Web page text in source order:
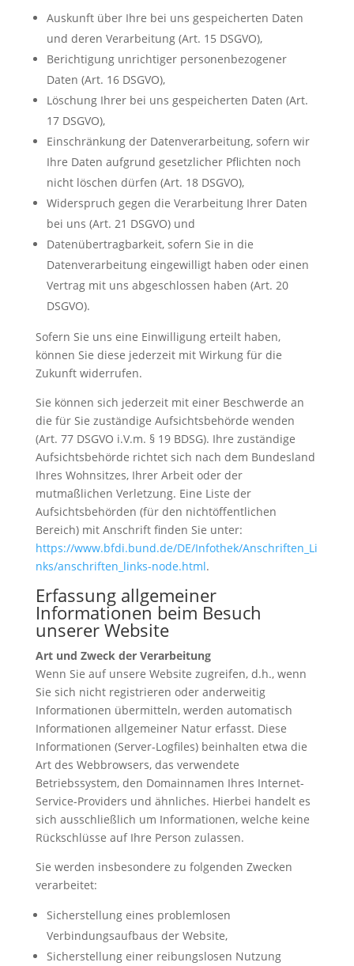
Auskunft über Ihre bei uns gespeicherten Daten
und deren Verarbeitung (Art. 15 DSGVO),
Berichtigung unrichtiger personenbezogener
Daten (Art. 16 DSGVO),
Löschung Ihrer bei uns gespeicherten Daten (Art.
17 DSGVO),
Einschränkung der Datenverarbeitung, sofern wir
Ihre Daten aufgrund gesetzlicher Pflichten noch
nicht löschen dürfen (Art. 18 DSGVO),
Widerspruch gegen die Verarbeitung Ihrer Daten
bei uns (Art. 21 DSGVO) und
Datenübertragbarkeit, sofern Sie in die
Datenverarbeitung eingewilligt haben oder einen
Vertrag mit uns abgeschlossen haben (Art. 20
DSGVO).
Sofern Sie uns eine Einwilligung erteilt haben,
können Sie diese jederzeit mit Wirkung für die
Zukunft widerrufen.
Sie können sich jederzeit mit einer Beschwerde an
die für Sie zuständige Aufsichtsbehörde wenden
(Art. 77 DSGVO i.V.m. § 19 BDSG). Ihre zuständige
Aufsichtsbehörde richtet sich nach dem Bundesland
Ihres Wohnsitzes, Ihrer Arbeit oder der
mutmaßlichen Verletzung. Eine Liste der
Aufsichtsbehörden (für den nichtöffentlichen
Bereich) mit Anschrift finden Sie unter:
https://www.bfdi.bund.de/DE/Infothek/Anschriften_Li
nks/anschriften_links-node.html.
Erfassung allgemeiner
Informationen beim Besuch
unserer Website
Art und Zweck der Verarbeitung
Wenn Sie auf unsere Website zugreifen, d.h., wenn
Sie sich nicht registrieren oder anderweitig
Informationen übermitteln, werden automatisch
Informationen allgemeiner Natur erfasst. Diese
Informationen (Server-Logfiles) beinhalten etwa die
Art des Webbrowsers, das verwendete
Betriebssystem, den Domainnamen Ihres Internet-
Service-Providers und ähnliches. Hierbei handelt es
sich ausschließlich um Informationen, welche keine
Rückschlüsse auf Ihre Person zulassen.
Sie werden insbesondere zu folgenden Zwecken
verarbeitet:
Sicherstellung eines problemlosen
Verbindungsaufbaus der Website,
Sicherstellung einer reibungslosen Nutzung